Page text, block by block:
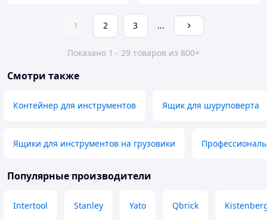
1 2 3 ...
Показано 1 - 29 товаров из 800+
Смотри также
Контейнер для инструментов Ящик для шуруповерта
Ящики для инструментов на грузовики
Популярные производители
Intertool Stanley Yato Qbrick